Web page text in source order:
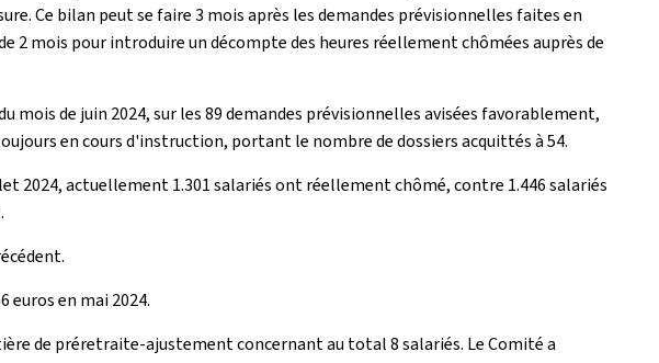
Ce bilan peut se faire 3 mois après les demandes prévisionnelles faites en
mois pour introduire un décompte des heures réellement chômées auprès de
de juin 2024, sur les 89 demandes prévisionnelles avisées favorablement,
en cours d'instruction, portant le nombre de dossiers acquittés à 54.
2024, actuellement 1.301 salariés ont réellement chômé, contre 1.446 salariés
euros en mai 2024.
de préretraite-ajustement concernant au total 8 salariés. Le Comité a